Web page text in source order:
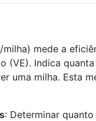
mede a
(VE). Indica
uma milha. Esta
: Determinar quanto